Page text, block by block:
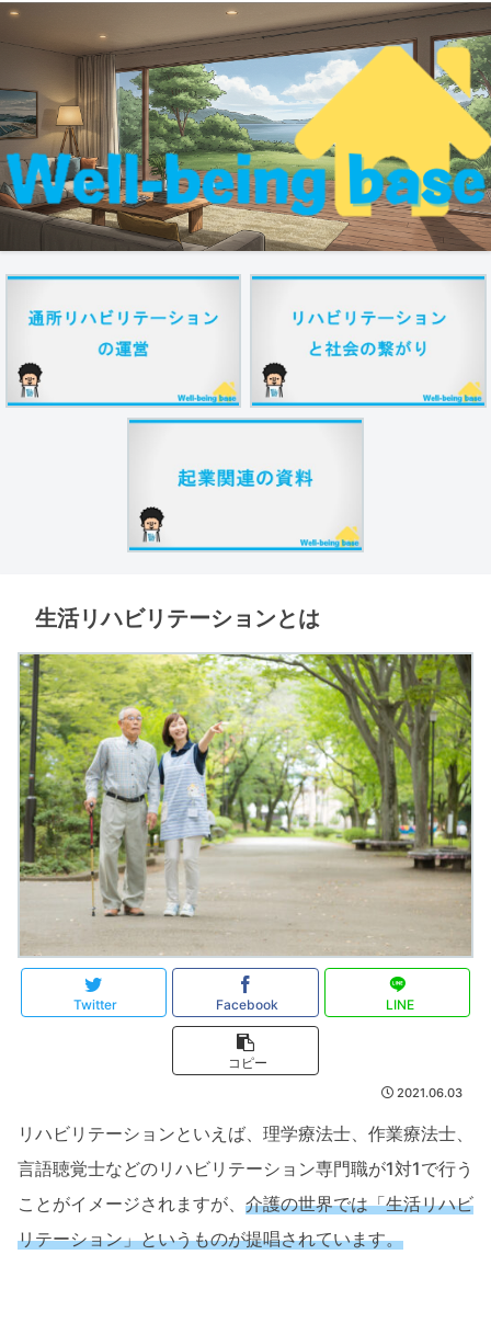
生活リハビリテーションとは
Twitter Facebook LINE
コピー
2021.06.03
リハビリテーションといえば、理学療法士、作業療法士、
言語聴覚士などのリハビリテーション専門職が1対1で行う
ことがイメージされますが、 介護の世界では「生活リハビ
リテーション」というものが提唱されています。